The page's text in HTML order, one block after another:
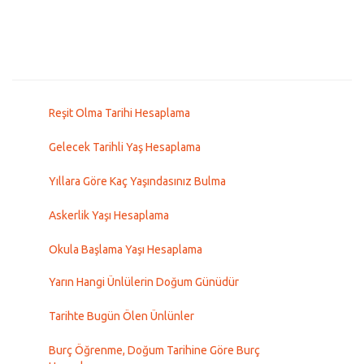
Reşit Olma Tarihi Hesaplama
Gelecek Tarihli Yaş Hesaplama
Yıllara Göre Kaç Yaşındasınız Bulma
Askerlik Yaşı Hesaplama
Okula Başlama Yaşı Hesaplama
Yarın Hangi Ünlülerin Doğum Günüdür
Tarihte Bugün Ölen Ünlünler
Burç Öğrenme, Doğum Tarihine Göre Burç